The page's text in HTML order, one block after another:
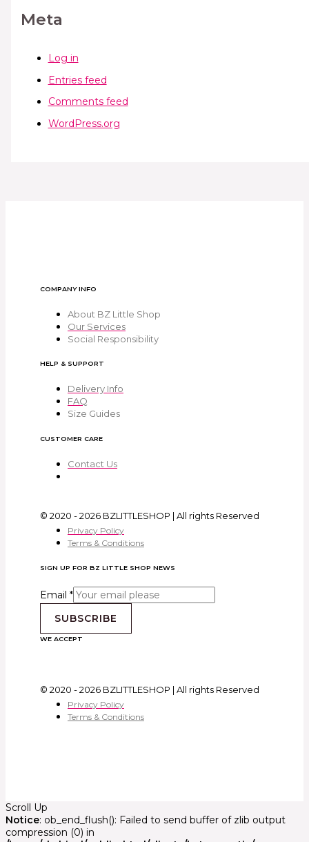
Meta
Log in
Entries feed
Comments feed
WordPress.org
COMPANY INFO
About BZ Little Shop
Our Services
Social Responsibility
HELP & SUPPORT
Delivery Info
FAQ
Size Guides
CUSTOMER CARE
Contact Us
© 2020 - 2026 BZLITTLESHOP | All rights Reserved
Privacy Policy
Terms & Conditions
SIGN UP FOR BZ LITTLE SHOP NEWS
Email *
SUBSCRIBE
WE ACCEPT
© 2020 - 2026 BZLITTLESHOP | All rights Reserved
Privacy Policy
Terms & Conditions
Scroll Up
Notice: ob_end_flush(): Failed to send buffer of zlib output
compression (0) in